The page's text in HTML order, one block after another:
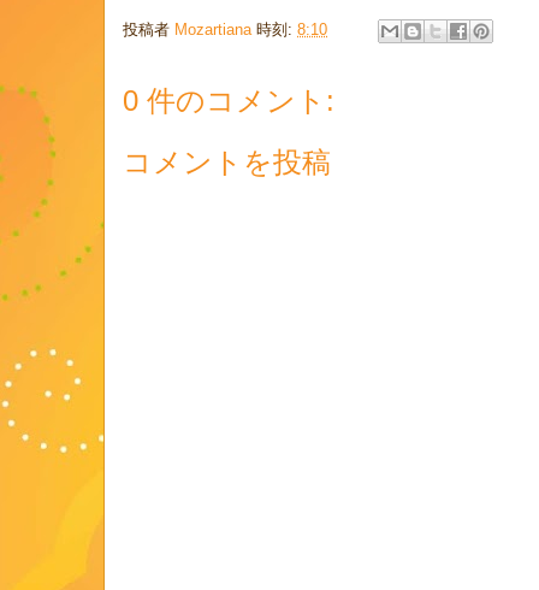
投稿者 Mozartiana 時刻: 8:10
0 件のコメント:
コメントを投稿